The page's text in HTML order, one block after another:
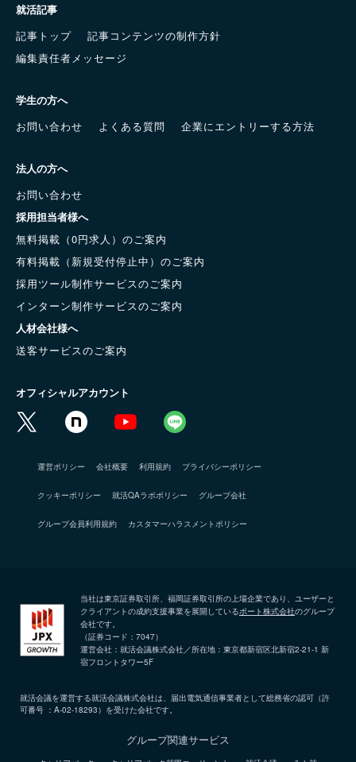
就活記事
記事トップ
記事コンテンツの制作方針
編集責任者メッセージ
学生の方へ
お問い合わせ
よくある質問 企業にエントリーする方法
法人の方へ
お問い合わせ
採用担当者様へ
無料掲載（0円求人）のご案内
有料掲載（新規受付停止中）のご案内
採用ツール制作サービスのご案内
インターン制作サービスのご案内
人材会社様へ
送客サービスのご案内
オフィシャルアカウント
運営ポリシー 会社概要 利用規約 プライバシーポリシー
クッキーポリシー 就活QAラボポリシー グループ会社
グループ会員利用規約 カスタマーハラスメントポリシー
当社は東京証券取引所、福岡証券取引所の上場企業であり、ユーザーと
クライアントの成約支援事業を展開しているポート株式会社のグループ
会社です。
（証券コード：7047）
運営会社：就活会議株式会社／所在地：東京都新宿区北新宿2-21-1 新
宿フロントタワー5F
就活会議を運営する就活会議株式会社は、届出電気通信事業者として総務省の認可（許
可番号 ：A-02-18293）を受けた会社です。